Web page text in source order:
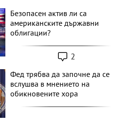
Безопасен актив ли са
американските държавни
облигации?
2
Фед трябва да започне да се
вслушва в мнението на
обикновените хора